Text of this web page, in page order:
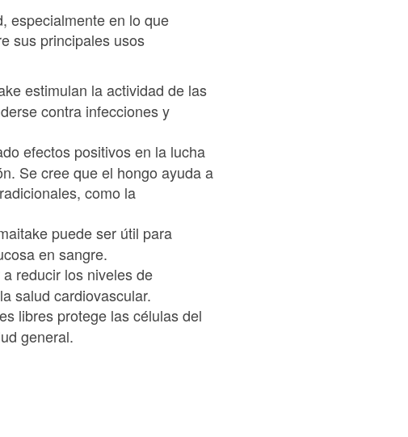
especialmente en lo que
sus principales usos
estimulan la actividad de las
contra infecciones y
efectos positivos en la lucha
Se cree que el hongo ayuda a
como la
puede ser útil para
en sangre.
reducir los niveles de
salud cardiovascular.
libres protege las células del
general.